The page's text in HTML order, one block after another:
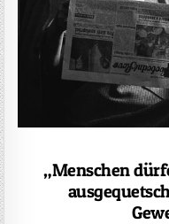
„Menschen